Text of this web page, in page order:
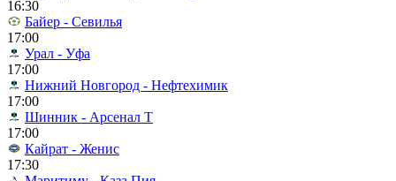
16:30
Байер - Севилья
17:00
Урал - Уфа
17:00
Нижний Новгород - Нефтехимик
17:00
Шинник - Арсенал Т
17:00
Кайрат - Женис
17:30